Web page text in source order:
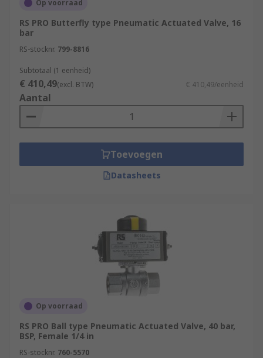
Op voorraad
RS PRO Butterfly type Pneumatic Actuated Valve, 16
bar
RS-stocknr. 799-8816
Subtotaal (1 eenheid)
€ 410,49(excl. BTW) € 410,49/eenheid
Aantal
Toevoegen
Datasheets
Op voorraad
RS PRO Ball type Pneumatic Actuated Valve, 40 bar,
BSP, Female 1/4 in
RS-stocknr. 760-5570